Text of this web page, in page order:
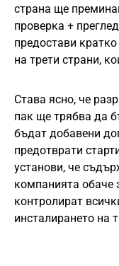
страна ще
проверка +
предостави
на трети страни,
Става ясно, че
пак ще трябва да
бъдат добавени
предотврати
установи, че
компанията обаче
контролират
инсталирането на